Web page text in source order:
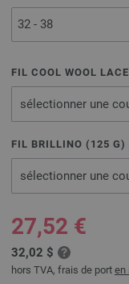
FIL COOL WOOL
sélectionner une
FIL BRILLINO ( 125 G)
sélectionner une
27,52 €
32,02 $
hors TVA, frais de port en